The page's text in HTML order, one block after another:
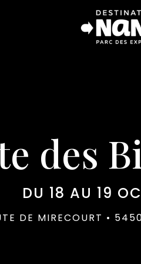
des
DU 18 AU 19
DE MIRECOURT •